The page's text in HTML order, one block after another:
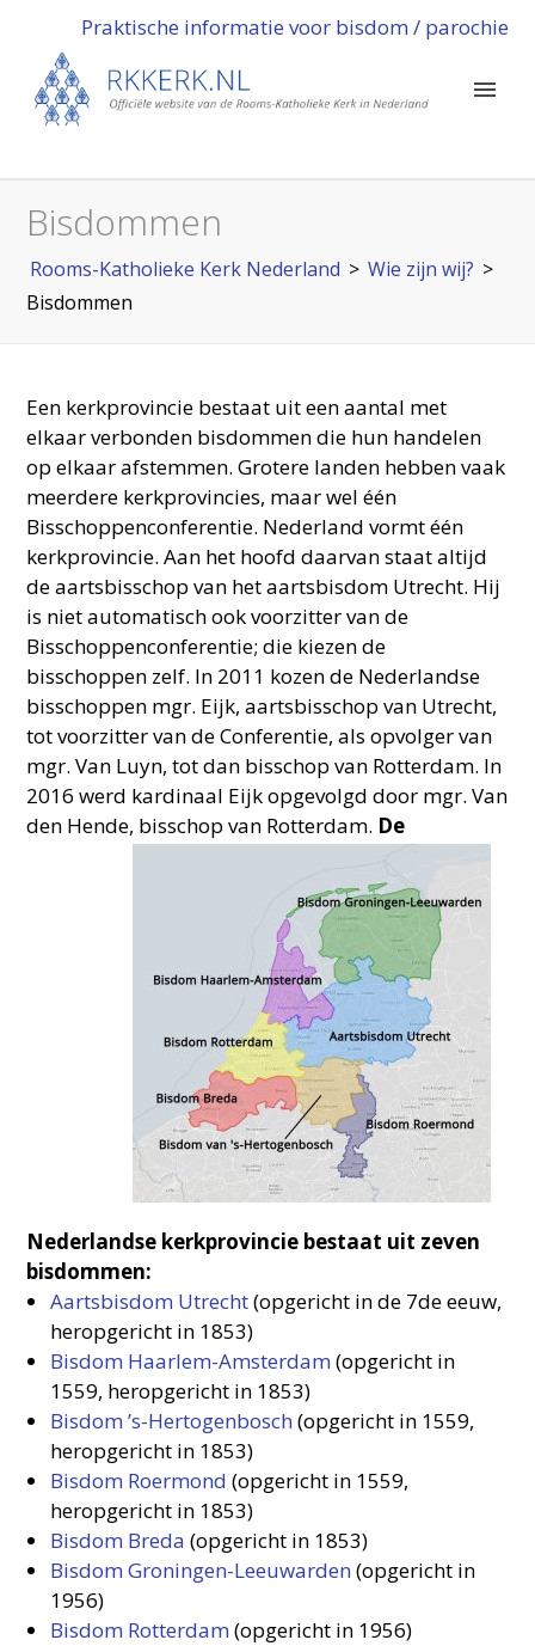
Praktische informatie voor bisdom / parochie
Bisdommen
Rooms-Katholieke Kerk Nederland > Wie zijn wij? >
Bisdommen
Een kerkprovincie bestaat uit een aantal met
elkaar verbonden bisdommen die hun handelen
op elkaar afstemmen. Grotere landen hebben vaak
meerdere kerkprovincies, maar wel één
Bisschoppenconferentie. Nederland vormt één
kerkprovincie. Aan het hoofd daarvan staat altijd
de aartsbisschop van het aartsbisdom Utrecht. Hij
is niet automatisch ook voorzitter van de
Bisschoppenconferentie; die kiezen de
bisschoppen zelf. In 2011 kozen de Nederlandse
bisschoppen mgr. Eijk, aartsbisschop van Utrecht,
tot voorzitter van de Conferentie, als opvolger van
mgr. Van Luyn, tot dan bisschop van Rotterdam. In
2016 werd kardinaal Eijk opgevolgd door mgr. Van
den Hende, bisschop van Rotterdam. De
Nederlandse kerkprovincie bestaat uit zeven
bisdommen:
Aartsbisdom Utrecht(opgericht in de 7de eeuw,
heropgericht in 1853)
Bisdom Haarlem-Amsterdam (opgericht in
1559, heropgericht in 1853)
Bisdom ’s-Hertogenbosch (opgericht in 1559,
heropgericht in 1853)
Bisdom Roermond (opgericht in 1559,
heropgericht in 1853)
Bisdom Breda (opgericht in 1853)
Bisdom Groningen-Leeuwarden (opgericht in
1956)
Bisdom Rotterdam (opgericht in 1956)